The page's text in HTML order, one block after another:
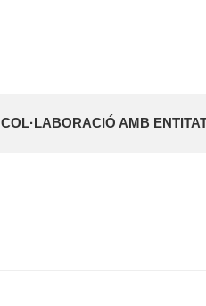
COL·LABORACIÓ AMB